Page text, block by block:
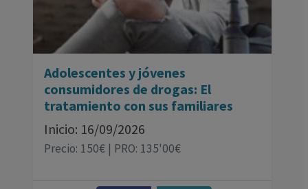
Adolescentes y jóvenes
consumidores de drogas: El
tratamiento con sus familiares
Inicio: 16/09/2026
Precio: 150€ | PRO: 135'00€